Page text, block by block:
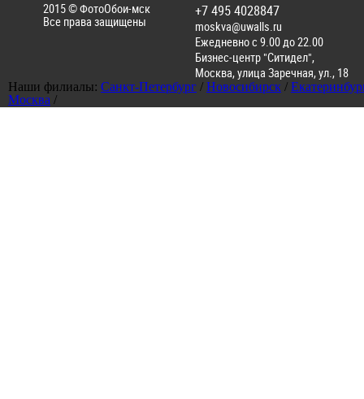
2015 ©ФотоОбои-мск
Все права защищены
+7 495 4028847
moskva@uwalls.ru
Ежедневно с 9.00 до 22.00
Бизнес-центр "Ситидел",
Москва,улица Заречная, ул., 18
Наши филиалы: Санкт-Петербург / Новосибирск /
Москва /